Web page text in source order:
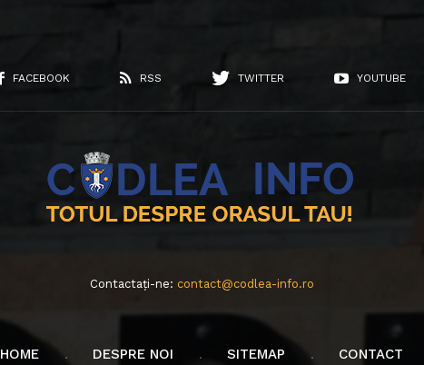
FACEBOOK RSS TWITTER YOUTUBE
Contactați-ne: contact@codlea-info.ro
HOME DESPRE NOI SITEMAP CONTACT